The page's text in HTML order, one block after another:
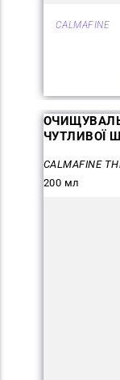
CALMAFINE
ЧУТЛИВОЇ
CALMAFINE
200 мл